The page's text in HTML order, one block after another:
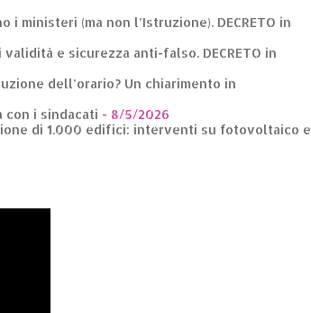
(ma non l’Istruzione). DECRETO in
e sicurezza anti-falso. DECRETO in
dell’orario? Un chiarimento in
con i sindacati - 8/5/2026
di 1.000 edifici: interventi su fotovoltaico e